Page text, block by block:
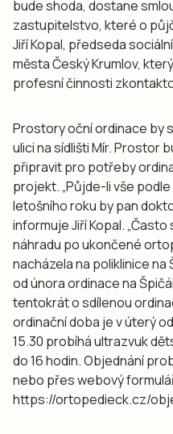
bude shoda, dostane
zastupitelstvo, které o
Jiří Kopal, předseda
města Český Krumlov,
profesní činnosti
Prostory oční ordinace by
ulici na sídlišti Mír. Prostor
připravit pro potřeby
projekt. „Půjde-li vše
letošního roku by pan
informuje Jiří Kopal.
náhradu po ukončené
nacházela na poliklinice na
od února ordinace na
tentokrát o sdílenou
ordinační doba je v úterý
15.30 probíhá ultrazvuk
do 16 hodin. Objednání
nebo přes webový
https://ortopedieck.cz/